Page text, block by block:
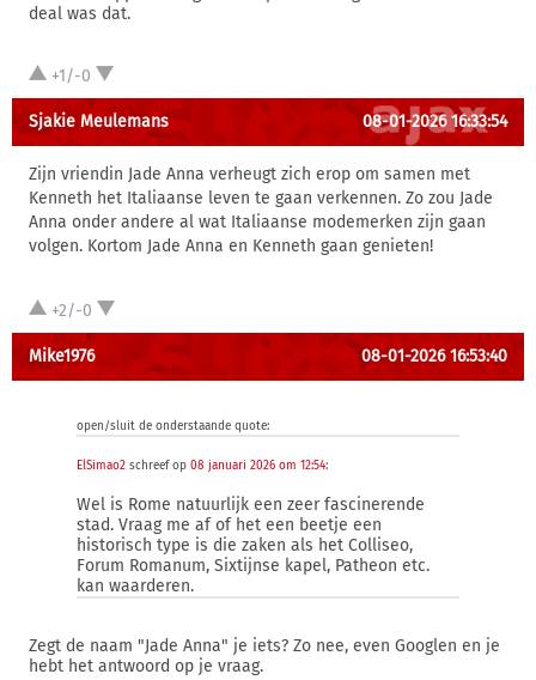
deal was dat.
+1/-0
Sjakie Meulemans 08-01-2026 16:33:54
Zijn vriendin Jade Anna verheugt zich erop om samen met
Kenneth het Italiaanse leven te gaan verkennen. Zo zou Jade
Anna onder andere al wat Italiaanse modemerken zijn gaan
volgen. Kortom Jade Anna en Kenneth gaan genieten!
+2/-0
Mike1976 08-01-2026 16:53:40
open/sluit de onderstaande quote:
ElSimao2 schreef op 08 januari 2026 om 12:54:
Wel is Rome natuurlijk een zeer fascinerende
stad. Vraag me af of het een beetje een
historisch type is die zaken als het Colliseo,
Forum Romanum, Sixtijnse kapel, Patheon etc.
kan waarderen.
Zegt de naam "Jade Anna" je iets? Zo nee, even Googlen en je
hebt het antwoord op je vraag.